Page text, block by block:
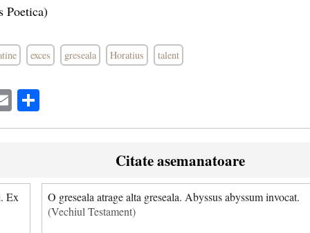
Poetica)
exces greseala Horatius talent
Email
Citate asemanatoare
Ex
O greseala atrage alta greseala. Abyssus abyssum invocat.
(Vechiul Testament)